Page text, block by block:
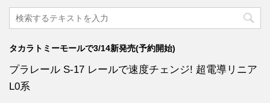
タカラトミーモールで3/14新発売(予約開始)
プラレール S-17 レールで速度チェンジ! 超電導リニア
L0系